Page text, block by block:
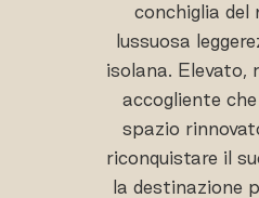
conchiglia del
lussuosa
isolana. Elevato,
accogliente
spazio
riconquistare il
la destinazione